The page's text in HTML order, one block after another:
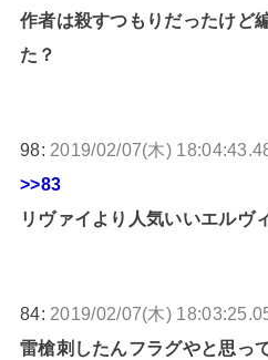
作者は殺すつもりだったけど
た？
98: 2019/02/07(木)
>>83
リヴァイより人気いいエルヴ
84: 2019/02/07(木)
雷槍刺したんフラグやと思っ